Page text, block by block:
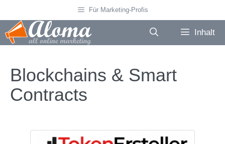
Inhalt
springen
Für Marketing-Profis
Inhalt
Blockchains & Smart
Contracts